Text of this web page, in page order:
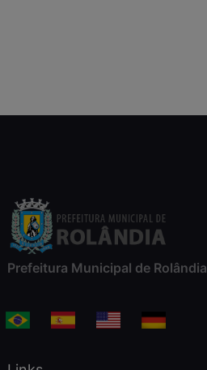
Prefeitura Municipal de Rolândia